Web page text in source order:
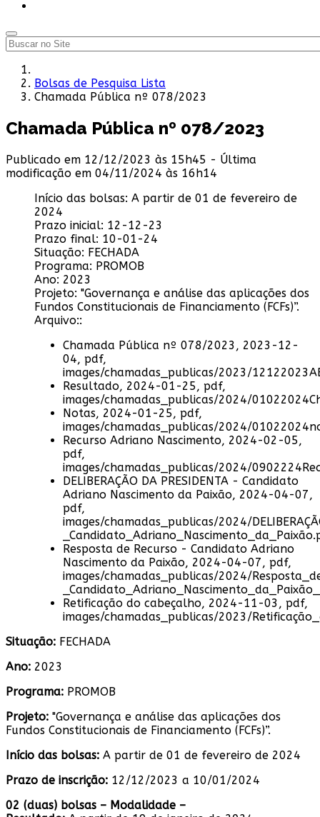
Bolsas de Pesquisa Lista
Chamada Pública nº 078/2023
Chamada Pública nº 078/2023
Publicado em 12/12/2023 às 15h45 - Última
modificação em 04/11/2024 às 16h14
Início das bolsas: A partir de 01 de fevereiro de
2024
Prazo inicial: 12-12-23
Prazo final: 10-01-24
Situação: FECHADA
Programa: PROMOB
Ano: 2023
Projeto: "Governança e análise das aplicações dos
Fundos Constitucionais de Financiamento (FCFs)”.
Arquivo::
Chamada Pública nº 078/2023, 2023-12-
04, pdf,
images/chamadas_publicas/2023/
Resultado, 2024-01-25, pdf,
images/chamadas_publicas/2024/
Notas, 2024-01-25, pdf,
images/chamadas_publicas/2024/
Recurso Adriano Nascimento, 2024-02-05,
pdf,
images/chamadas_publicas/2024/
DELIBERAÇÃO DA PRESIDENTA - Candidato
Adriano Nascimento da Paixão, 2024-04-07,
pdf,
images/chamadas_publicas/2024/
Resposta de Recurso - Candidato Adriano
Nascimento da Paixão, 2024-04-07, pdf,
images/chamadas_publicas/2024/
Retificação do cabeçalho, 2024-11-03, pdf,
images/chamadas_publicas/2023/
Situação: FECHADA
Ano: 2023
Programa: PROMOB
Projeto: "Governança e análise das aplicações dos
Fundos Constitucionais de Financiamento (FCFs)”.
Início das bolsas: A partir de 01 de fevereiro de 2024
Prazo de inscrição: 12/12/2023 a 10/01/2024
02 (duas) bolsas – Modalidade –